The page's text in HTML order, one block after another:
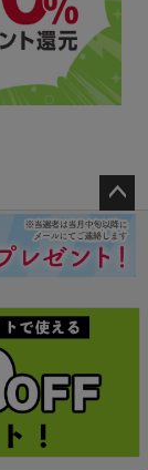
ペー
ジト
ップ